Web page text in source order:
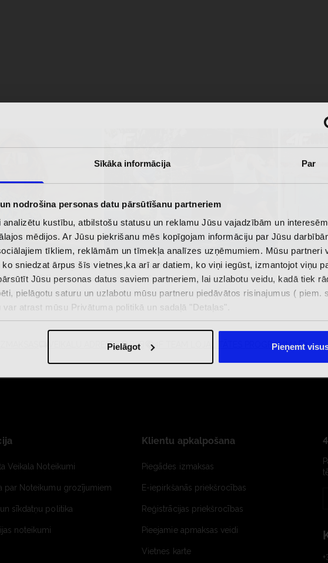
Sīkāka informācija Par
nodrošina personas datu pārsūtīšanu partneriem
kustību, atbilstošu statusu un reklamu Jūsu vajadzībām un
mēdijos. Ar Jūsu piekrišanu mēs kopīgojam informāciju par Jūsu
tīkliem, reklāmām un tīmekļa analīzes uzņēmumiem. Mūsu partneri
sniedzat ārpus šīs vietnes,ka arī ar datiem, ko viņi iegūst, izmantojot viņu
Jūsu personas datus saviem partneriem, lai uzlabotu veidu, kadā tiek
pielāgotu saturu un uzlabotu mūsu partneru piedāvātos risinajumus ( piem.
atrast mūsu Privātuma politikā un sadaļā "Detaļas".
Pielāgot Pieņemt
pie ūdens jābūt
+ SPF
Jaunā 4F tenisa un padela kolekcija.
Sportiska funkcionalitāte satiekas ar
mūsdienīgu stilu
Aqua
iesaka
VEIKALU ADRESES B2B 4F TEAM LOJALITĀTES PROGRAMMA
Veikala Noteikumi
par Noteikumu grozījumiem
sīkdatņu politika
noteikumi
Klientu apkalpošana
Piegādes izmaksas
E-iepirkšanās priekšrocības
Reģistrācijas priekšrocības
Pieejamie apmaksas veidi
Vietnes karte